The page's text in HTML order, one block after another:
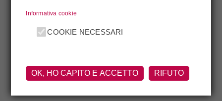
Informativa cookie
COOKIE NECESSARI
OK, HO CAPITO E ACCETTO RIFUTO